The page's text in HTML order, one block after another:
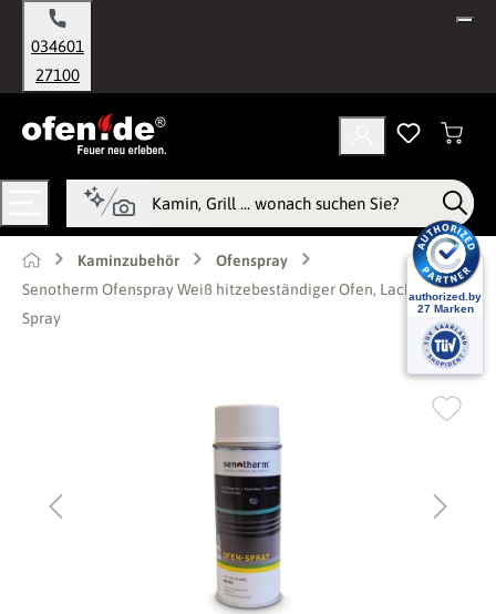
springen
034601
27100
Kaminzubehör
Ofenspray
Senotherm Ofenspray Weiß hitzebeständiger Ofen, Lack Farbe
Spray